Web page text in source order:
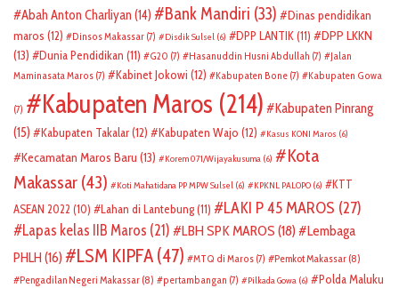
Abah Anton Charliyan (14) Bank Mandiri (33)
Dinas pendidikan
maros (12) Dinsos Makassar (7) Disdik Sulsel (6) DPP LANTIK(11)
DPP LKKN
(13)
Dunia Pendidikan (11) G20 (7) Hasanuddin Husni Abdullah (7)
Jalan
Maminasata Maros (7) Kabinet Jokowi (12) Kabupaten Bone (7) Kabupaten Gowa
(7) Kabupaten Maros (214)
Kabupaten Pinrang
(15)
Kabupaten Takalar(12) Kabupaten Wajo (12) Kasus KONI Maros (6)
Kecamatan Maros Baru (13) Korem 071/Wijayakusuma (6)
Kota
Makassar (43) Koti Mahatidana PP MPW Sulsel (6) KPKNL PALOPO (6)
KTT
ASEAN 2022 (10) Lahan di Lantebung(11) LAKI P 45 MAROS (27)
Lapas kelas IIB Maros (21) LBH SPK MAROS (18)
Lembaga
PHLH (16) LSM KIPFA (47) MTQ di Maros (7) Pemkot Makassar (8)
Pengadilan Negeri Makassar (8) pertambangan (7) Pilkada Gowa (6)
Polda Maluku